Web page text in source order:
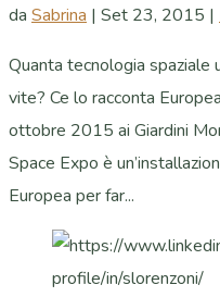
da Sabrina | Set 23, 2015 |
Quanta tecnologia spaziale
vite? Ce lo racconta
ottobre 2015 ai Giardini
Space Expo è
Europea per far...